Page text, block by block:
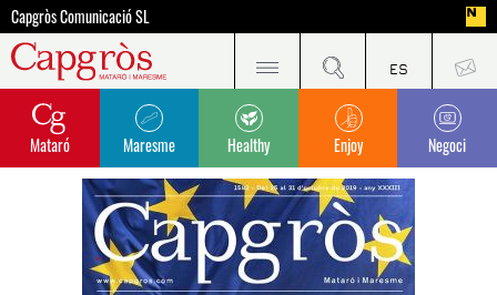
Capgròs Comunicació SL
Mataró Maresme Healthy Enjoy Negoci